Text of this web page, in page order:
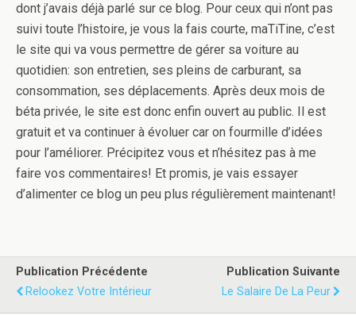
dont j’avais déjà parlé sur ce blog. Pour ceux qui n’ont pas
suivi toute l’histoire, je vous la fais courte, maTiTine, c’est
le site qui va vous permettre de gérer sa voiture au
quotidien: son entretien, ses pleins de carburant, sa
consommation, ses déplacements. Après deux mois de
béta privée, le site est donc enfin ouvert au public. Il est
gratuit et va continuer à évoluer car on fourmille d’idées
pour l’améliorer. Précipitez vous et n’hésitez pas à me
faire vos commentaires! Et promis, je vais essayer
d’alimenter ce blog un peu plus régulièrement maintenant!
Publication Précédente
Relookez Votre Intérieur
Publication Suivante
Le Salaire De La Peur